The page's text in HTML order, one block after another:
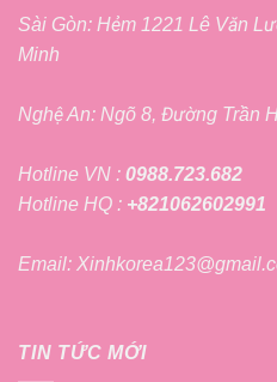
Sài Gòn: Hẻm 1221 Lê Văn
Minh
Nghệ An: Ngõ 8, Đường Trần
Hotline VN : 0988.723.682
Hotline HQ : +821062602991
Email:
TIN TỨC MỚI